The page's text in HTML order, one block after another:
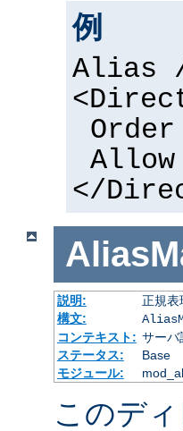
例
Alias
</
説明:
正規表
構文:
コンテキスト: サーバ
ステータス:
Base
モジュール:
このデ